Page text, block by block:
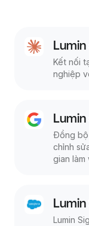
Kết nối
nghiệp
Đồng bộ
chỉnh
gian làm
Lumin